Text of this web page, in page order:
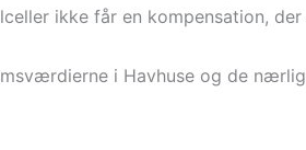
ikke får en kompensation,
i Havhuse og de